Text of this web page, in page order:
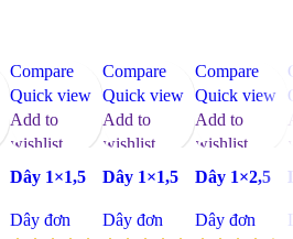
Compare
Quick view
Add to
wishlist
Dây 1×1,5
100m (V) –
Dây đơn
Compare
Quick view
Add to
wishlist
Dây 1×1,5
CADIVI
Dây đơn
Compare
Quick view
Add to
wishlist
Dây 1×2,5
CADIVI
Dây đơn